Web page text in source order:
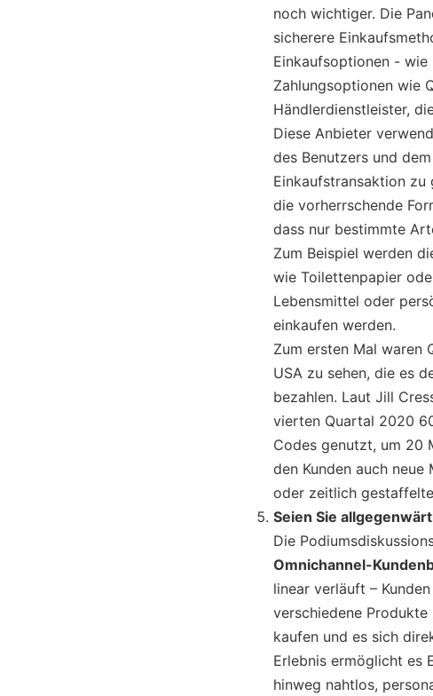
noch wichtiger. Die
sicherere
Einkaufsoptionen -
Zahlungsoptionen wie
Händlerdienstleister,
Diese Anbieter
des Benutzers und
Einkaufstransaktion zu
die vorherrschende
dass nur bestimmte
Zum Beispiel werden
wie Toilettenpapier
Lebensmittel oder
einkaufen werden.
Zum ersten Mal waren
USA zu sehen, die es
bezahlen. Laut Jill
vierten Quartal 2020
Codes genutzt, um 20
den Kunden auch
oder zeitlich
Seien Sie
Die
Omnichannel-
linear verläuft –
verschiedene
kaufen und es sich
Erlebnis ermöglicht es
hinweg nahtlos,